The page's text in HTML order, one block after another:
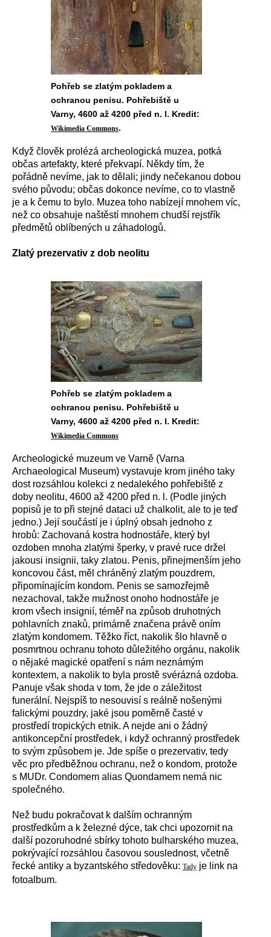
Pohřeb se zlatým pokladem a
ochranou penisu. Pohřebiště u
Varny, 4600 až 4200 před n. l. Kredit:
Wikimedia Commons.
Když člověk prolézá archeologická muzea, potká
občas artefakty, které překvapí. Někdy tím, že
pořádně nevíme, jak to dělali; jindy nečekanou dobou
svého původu; občas dokonce nevíme, co to vlastně
je a k čemu to bylo. Muzea toho nabízejí mnohem víc,
než co obsahuje naštěstí mnohem chudší rejstřík
předmětů oblíbených u záhadologů.
Zlatý prezervativ z dob neolitu
Pohřeb se zlatým pokladem a
ochranou penisu. Pohřebiště u
Varny, 4600 až 4200 před n. l. Kredit:
Wikimedia Commons
Archeologické muzeum ve Varně (Varna
Archaeological Museum) vystavuje krom jiného taky
dost rozsáhlou kolekci z nedalekého pohřebiště z
doby neolitu, 4600 až 4200 před n. l. (Podle jiných
popisů je to při stejné dataci už chalkolit, ale to je teď
jedno.) Její součástí je i úplný obsah jednoho z
hrobů: Zachovaná kostra hodnostáře, který byl
ozdoben mnoha zlatými šperky, v pravé ruce držel
jakousi insignii, taky zlatou. Penis, přinejmenším jeho
koncovou část, měl chráněný zlatým pouzdrem,
připomínajícím kondom. Penis se samozřejmě
nezachoval, takže mužnost onoho hodnostáře je
krom všech insignií, téměř na způsob druhotných
pohlavních znaků, primárně značena právě oním
zlatým kondomem. Těžko říct, nakolik šlo hlavně o
posmrtnou ochranu tohoto důležitého orgánu, nakolik
o nějaké magické opatření s nám neznámým
kontextem, a nakolik to byla prostě svérázná ozdoba.
Panuje však shoda v tom, že jde o záležitost
funerální. Nejspíš to nesouvisí s reálně nošenými
falickými pouzdry, jaké jsou poměrně časté v
prostředí tropických etnik. A nejde ani o žádný
antikoncepční prostředek, i když ochranný prostředek
to svým způsobem je. Jde spíše o prezervativ, tedy
věc pro předběžnou ochranu, než o kondom, protože
s MUDr. Condomem alias Quondamem nemá nic
společného.
Než budu pokračovat k dalším ochranným
prostředkům a k železné dýce, tak chci upozornit na
další pozoruhodné sbírky tohoto bulharského muzea,
pokrývající rozsáhlou časovou souslednost, včetně
řecké antiky a byzantského středověku: Tady je link na
fotoalbum.